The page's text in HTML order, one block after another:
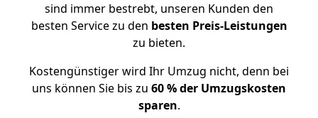
sind immer bestrebt, unseren Kunden den
besten Service zu den besten Preis-Leistungen
zu bieten.
Kostengünstiger wird Ihr Umzug nicht, denn bei
uns können Sie bis zu 60 % der Umzugskosten
sparen.